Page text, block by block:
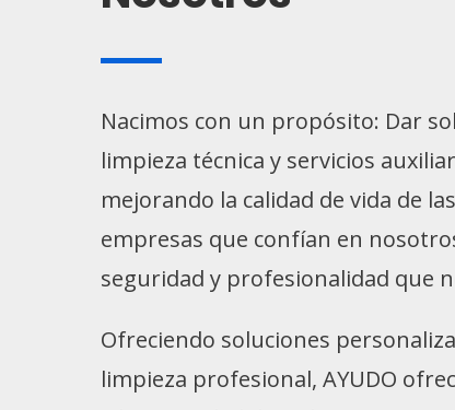
Nacimos con un propósito: Dar
limpieza técnica y servicios
mejorando la calidad de vida de
empresas que confían en
seguridad y profesionalidad que
Ofreciendo soluciones
limpieza profesional, AYUDO